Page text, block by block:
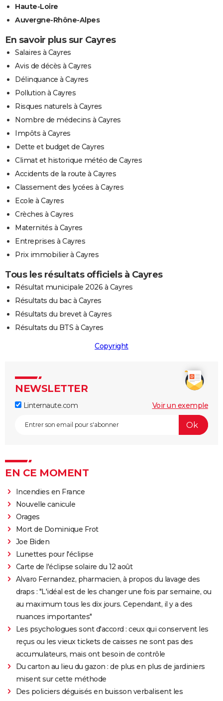
Haute-Loire
Auvergne-Rhône-Alpes
En savoir plus sur Cayres
Salaires à Cayres
Avis de décès à Cayres
Délinquance à Cayres
Pollution à Cayres
Risques naturels à Cayres
Nombre de médecins à Cayres
Impôts à Cayres
Dette et budget de Cayres
Climat et historique météo de Cayres
Accidents de la route à Cayres
Classement des lycées à Cayres
Ecole à Cayres
Crèches à Cayres
Maternités à Cayres
Entreprises à Cayres
Prix immobilier à Cayres
Tous les résultats officiels à Cayres
Résultat municipale 2026 à Cayres
Résultats du bac à Cayres
Résultats du brevet à Cayres
Résultats du BTS à Cayres
Copyright
NEWSLETTER
Linternaute.com Voir un exemple
EN CE MOMENT
Incendies en France
Nouvelle canicule
Orages
Mort de Dominique Frot
Joe Biden
Lunettes pour l'éclipse
Carte de l'éclipse solaire du 12 août
Alvaro Fernandez, pharmacien, à propos du lavage des
draps : "L'idéal est de les changer une fois par semaine, ou
au maximum tous les dix jours. Cependant, il y a des
nuances importantes"
Les psychologues sont d'accord : ceux qui conservent les
reçus ou les vieux tickets de caisses ne sont pas des
accumulateurs, mais ont besoin de contrôle
Du carton au lieu du gazon : de plus en plus de jardiniers
misent sur cette méthode
Des policiers déguisés en buisson verbalisent les